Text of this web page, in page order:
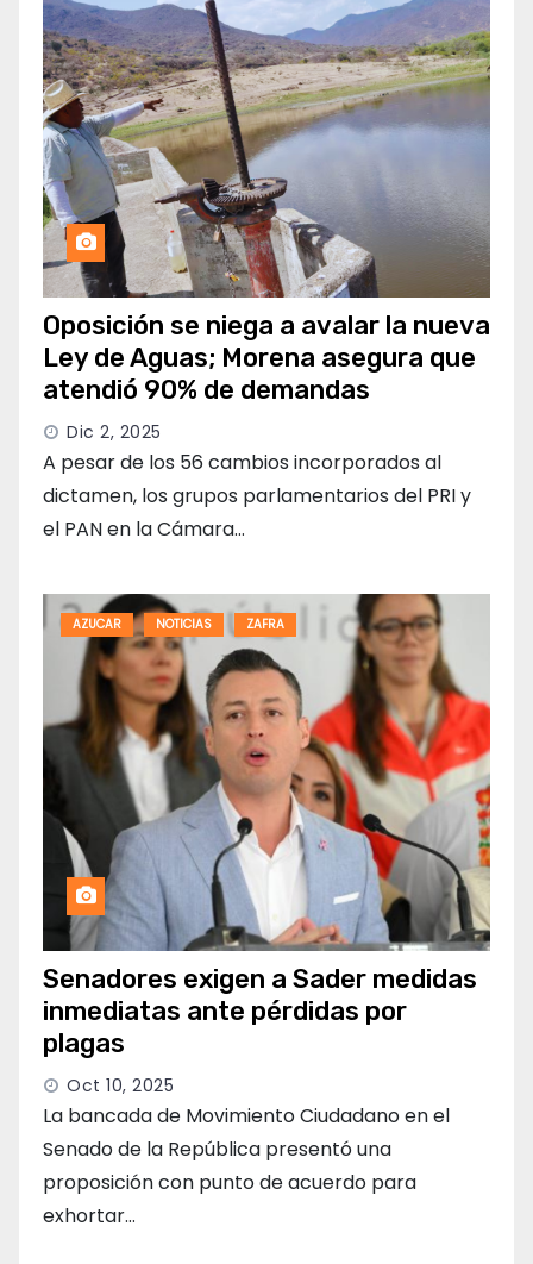
Oposición se niega a avalar la nueva
Ley de Aguas; Morena asegura que
atendió 90% de demandas
Dic 2, 2025
A pesar de los 56 cambios incorporados al
dictamen, los grupos parlamentarios del PRI y
el PAN en la Cámara…
AZUCAR NOTICIAS ZAFRA
Senadores exigen a Sader medidas
inmediatas ante pérdidas por
plagas
Oct 10, 2025
La bancada de Movimiento Ciudadano en el
Senado de la República presentó una
proposición con punto de acuerdo para
exhortar…